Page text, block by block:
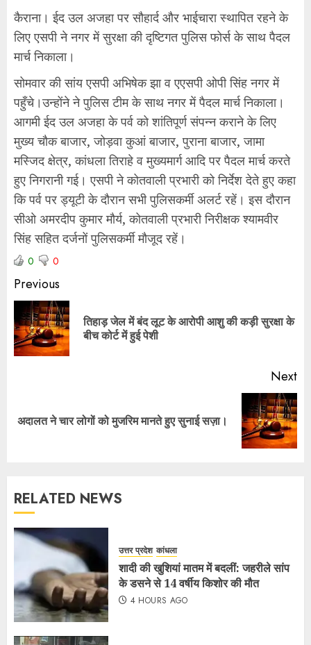
कैराना। ईद उल अजहा पर सौहार्द और भाईचारा स्थापित रहने के
लिए एसपी ने नगर में सुरक्षा की दृष्टिगत पुलिस फोर्स के साथ पैदल
मार्च निकाला।
सोमवार की सांय एसपी अभिषेक झा व एएसपी ओपी सिंह नगर में
पहुँचे।उन्होंने ने पुलिस टीम के साथ नगर में पैदल मार्च निकाला।
आगमी ईद उल अजहा के पर्व को शांतिपूर्ण संपन्न कराने के लिए
मुख्य चौक बाजार, जोड़वा कुआं बाजार, पुराना बाजार, जामा
मस्जिद क्षेत्र, कांधला तिराहे व मुख्यमार्ग आदि पर पैदल मार्च करते
हुए निगरानी गई। एसपी ने कोतवाली प्रभारी को निर्देश देते हुए कहा
कि पर्व पर ड्यूटी के दौरान सभी पुलिसकर्मी अलर्ट रहें। इस दौरान
सीओ अमरदीप कुमार मौर्य, कोतवाली प्रभारी निरीक्षक श्यामवीर
सिंह सहित दर्जनों पुलिसकर्मी मौजूद रहें।
0 0
Previous
तिहाड़ जेल में बंद लूट के आरोपी आशु की कड़ी सुरक्षा के
बीच कोर्ट में हुई पेशी
Next
अदालत ने चार लोगों को मुजरिम मानते हुए सुनाई सज़ा।
RELATED NEWS
उत्तर प्रदेश कांधला
शादी की खुशियां मातम में बदलीं: जहरीले सांप
के डसने से 14 वर्षीय किशोर की मौत
4 HOURS AGO